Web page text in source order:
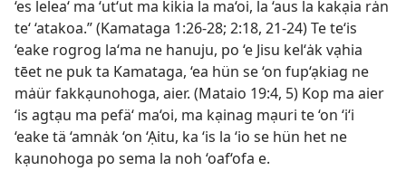
‘es lelea‘ ma ‘ut‘ut ma kikia la ma‘oi, la ‘aus la kakạia rȧn
te‘ ‘atakoa.” (Kamataga 1:26-28; 2:18, 21-24) Te te‘is
‘eake rogrog la‘ma ne hanuju, po ‘e Jisu kel‘ȧk vạhia
tēet ne puk ta Kamataga, ‘ea hün se ‘on fup‘ạkiag ne
mȧür fakkạunohoga, aier. (Mataio 19:4, 5) Kop ma aier
‘is agtạu ma pefä‘ ma‘oi, ma kạinag mạuri te ‘on ‘i‘i
‘eake tä ‘amnȧk ‘on ‘Ạitu, ka ‘is la ‘io se hün het ne
kạunohoga po sema la noh ‘oaf‘ofa e.